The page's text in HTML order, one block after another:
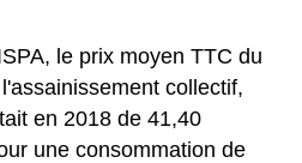
le prix moyen TTC du
collectif,
en 2018 de 41,40
une consommation de